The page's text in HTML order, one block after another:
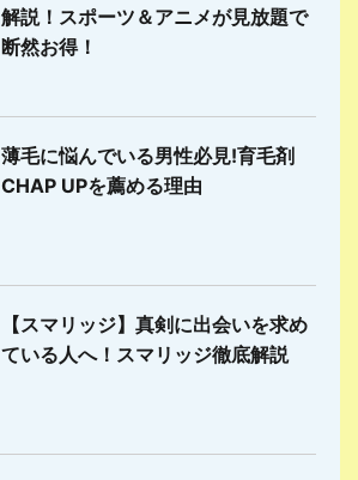
解説！スポーツ＆アニメが見放題で
断然お得！
薄毛に悩んでいる男性必見!育毛剤
CHAP UPを薦める理由
【スマリッジ】真剣に出会いを求め
ている人へ！スマリッジ徹底解説